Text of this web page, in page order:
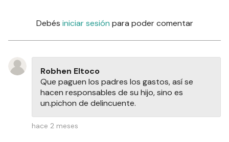
Debés iniciar sesión para poder comentar
Robhen Eltoco
Que paguen los padres los gastos, así se
hacen responsables de su hijo, sino es
un.pichon de delincuente.
hace 2 meses